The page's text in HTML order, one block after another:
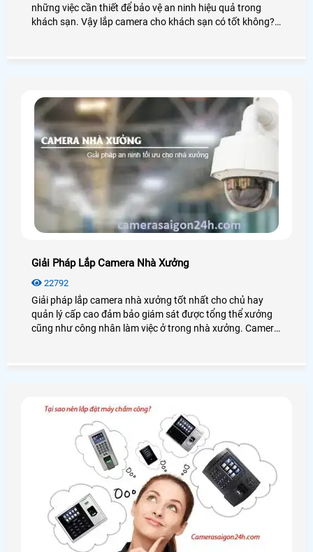
những việc cần thiết để bảo vệ an ninh hiệu quả trong
khách sạn. Vậy lắp camera cho khách sạn có tốt không?
Giải Pháp Lắp Camera Nhà Xưởng
22792
Giải pháp lắp camera nhà xưởng tốt nhất cho chủ hay
quản lý cấp cao đảm bảo giám sát được tổng thể xưởng
cũng như công nhân làm việc ở trong nhà xưởng. Camera